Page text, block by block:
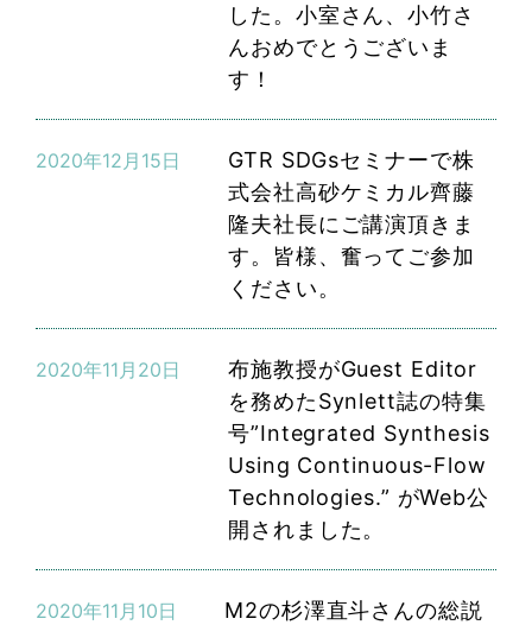
した。小室さん、小竹さ
んおめでとうございま
す！
2020年12月15日
GTR SDGsセミナーで株
式会社高砂ケミカル齊藤
隆夫社長にご講演頂きま
す。皆様、奮ってご参加
ください。
2020年11月20日
布施教授がGuest Editor
を務めたSynlett誌の特集
号”Integrated Synthesis
Using Continuous-Flow
Technologies.” がWeb公
開されました。
2020年11月10日
M2の杉澤直斗さんの総説